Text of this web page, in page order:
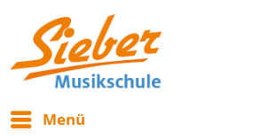
Menü